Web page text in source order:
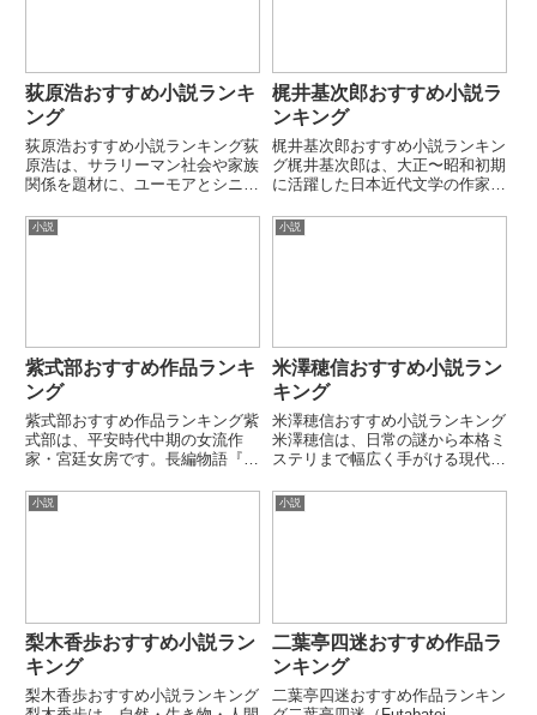
荻原浩おすすめ小説ランキ
ング
荻原浩おすすめ小説ランキング荻
原浩は、サラリーマン社会や家族
関係を題材に、ユーモアとシニカ
作家です。日常の中に潜む不安や
梶井基次郎おすすめ小説ラ
ンキング
梶井基次郎おすすめ小説ランキン
グ梶井基次郎は、大正〜昭和初期
に活躍した日本近代文学の作家
く残しました。日常の中に潜む不
小説
紫式部おすすめ作品ランキ
ング
紫式部おすすめ作品ランキング紫
式部は、平安時代中期の女流作
家・宮廷女房です。長編物語『源
界最古級の長編小説を生み出した
人物とされています。本ランキン
小説
米澤穂信おすすめ小説ラン
キング
米澤穂信おすすめ小説ランキング
米澤穂信は、日常の謎から本格ミ
ステリまで幅広く手がける現代日
的な謎解きと、青春・人間関係の
機微を組み合わせた作風が特徴で
小説
梨木香歩おすすめ小説ラン
キング
梨木香歩おすすめ小説ランキング
小説
二葉亭四迷おすすめ作品ラ
ンキング
二葉亭四迷おすすめ作品ランキン